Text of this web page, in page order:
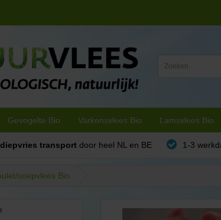
Gevogelte Bio Varkensvlees Bio Lamsvlees Bio
diepvries transport door heel NL en BE 1-3
soepvlees Bio